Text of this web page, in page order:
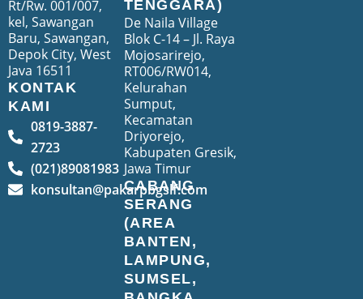
Rt/Rw. 001/007,
kel, Sawangan
Baru, Sawangan,
Depok City, West
Java 16511
KONTAK
KAMI
0819-3887-
2723
(021)89081983
konsultan@pakarpbgslf.com
TENGGARA)
De Naila Village
Blok C-14 – Jl. Raya
Mojosarirejo,
RT006/RW014,
Kelurahan
Sumput,
Kecamatan
Driyorejo,
Kabupaten Gresik,
Jawa Timur
CABANG
SERANG
(AREA
BANTEN,
LAMPUNG,
SUMSEL,